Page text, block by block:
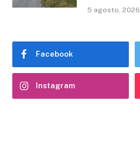
5 agosto, 2026
Facebook
Instagram